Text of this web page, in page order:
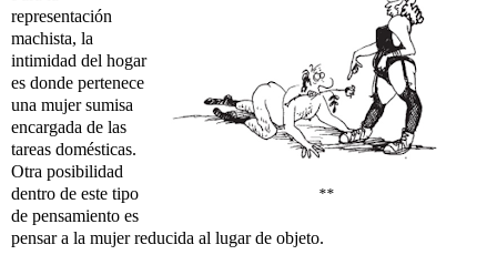
**
representación
machista, la
intimidad del hogar
es donde pertenece
una mujer sumisa
encargada de las
tareas domésticas.
Otra posibilidad
dentro de este tipo
de pensamiento es
pensar a la mujer reducida al lugar de objeto.